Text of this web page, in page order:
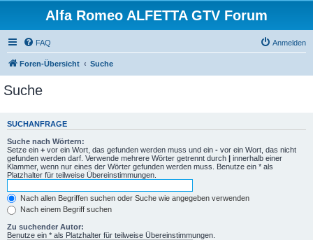
Alfa Romeo ALFETTA GTV Forum
FAQ Anmelden
Foren-Übersicht Suche
Suche
SUCHANFRAGE
Suche nach Wörtern:
Setze ein + vor ein Wort, das gefunden werden muss und ein - vor ein Wort, das nicht
gefunden werden darf. Verwende mehrere Wörter getrennt durch | innerhalb einer
Klammer, wenn nur eines der Wörter gefunden werden muss. Benutze ein * als
Platzhalter für teilweise Übereinstimmungen.
Nach allen Begriffen suchen oder Suche wie angegeben verwenden
Nach einem Begriff suchen
Zu suchender Autor:
Benutze ein * als Platzhalter für teilweise Übereinstimmungen.